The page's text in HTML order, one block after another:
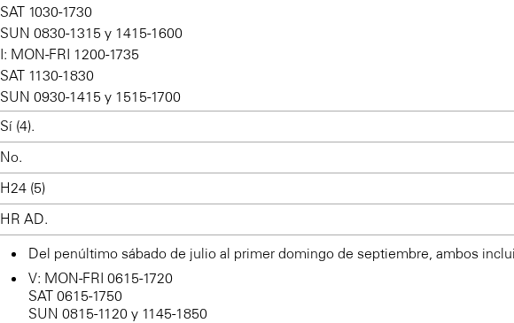
SAT 1030-1730
SUN 0830-1315 y 1415-1600
I: MON-FRI 1200-1735
SAT 1130-1830
SUN 0930-1415 y 1515-1700
Sí (4).
No.
H24 (5)
HR AD.
Del penúltimo sábado de julio al primer domingo de septiembre, ambos
V: MON-FRI 0615-1720
SAT 0615-1750
SUN 0815-1120 y 1145-1850